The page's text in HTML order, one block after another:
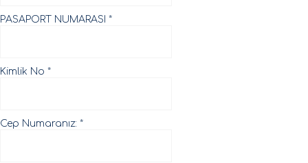
PASAPORT NUMARASI *
Kimlik No *
Cep Numaranız: *